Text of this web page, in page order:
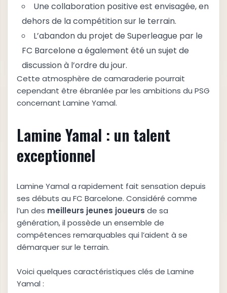
Une collaboration positive est envisagée, en
dehors de la compétition sur le terrain.
L’abandon du projet de Superleague par le
FC Barcelone a également été un sujet de
discussion à l’ordre du jour.
Cette atmosphère de camaraderie pourrait
cependant être ébranlée par les ambitions du PSG
concernant Lamine Yamal.
Lamine Yamal : un talent
exceptionnel
Lamine Yamal a rapidement fait sensation depuis
ses débuts au FC Barcelone. Considéré comme
l’un des meilleurs jeunes joueurs de sa
génération, il possède un ensemble de
compétences remarquables qui l’aident à se
démarquer sur le terrain.
Voici quelques caractéristiques clés de Lamine
Yamal :